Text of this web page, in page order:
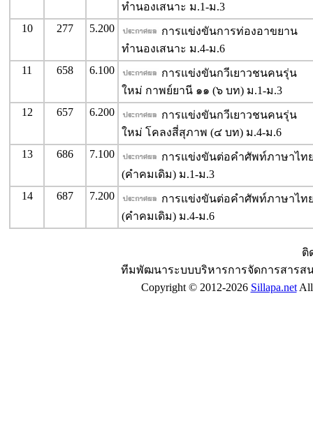
ทำนองเสนาะ ม.1-ม.3
10
277 5.200
การแข่งขันการท่องอาขยาน
ทำนองเสนาะ ม.4-ม.6
11
658 6.100
การแข่งขันกวีเยาวชนคนรุ่น
ใหม่ กาพย์ยานี ๑๑ (๖ บท) ม.1-ม.3
12
657 6.200
การแข่งขันกวีเยาวชนคนรุ่น
ใหม่ โคลงสี่สุภาพ (๔ บท) ม.4-ม.6
13
686 7.100
การแข่งขันต่อคำศัพท์ภาษาไท
(คำคมเดิม) ม.1-ม.3
14
687 7.200
การแข่งขันต่อคำศัพท์ภาษาไท
(คำคมเดิม) ม.4-ม.6
ติ
ทีมพัฒนาระบบบริหารการจัดการสารส
Copyright © 2012-2026 Sillapa.netAll